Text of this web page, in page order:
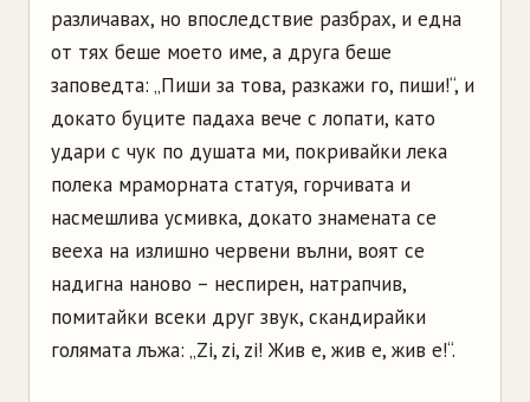
различавах, но впоследствие разбрах, и една
от тях беше моето име, а друга беше
заповедта: „Пиши за това, разкажи го, пиши!“, и
докато буците падаха вече с лопати, като
удари с чук по душата ми, покривайки лека
полека мраморната статуя, горчивата и
насмешлива усмивка, докато знамената се
вееха на излишно червени вълни, воят се
надигна наново – неспирен, натрапчив,
помитайки всеки друг звук, скандирайки
голямата лъжа: „Zi, zi, zi! Жив е, жив е, жив е!“.